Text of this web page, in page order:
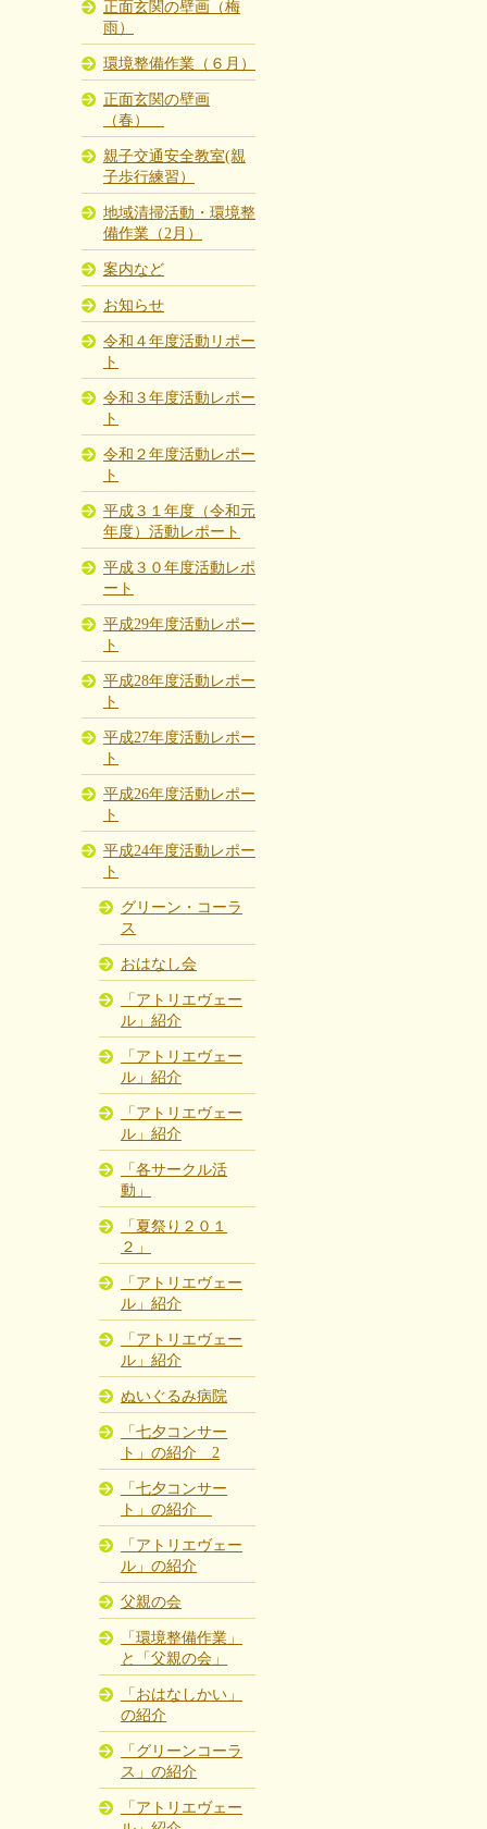
正面玄関の壁画（梅
雨）
環境整備作業（６月）
正面玄関の壁画
（春）
親子交通安全教室(親
子歩行練習）
地域清掃活動・環境整
備作業（2月）
案内など
お知らせ
令和４年度活動リポー
ト
令和３年度活動レポー
ト
令和２年度活動レポー
ト
平成３１年度（令和元
年度）活動レポート
平成３０年度活動レポ
ート
平成29年度活動レポー
ト
平成28年度活動レポー
ト
平成27年度活動レポー
ト
平成26年度活動レポー
ト
平成24年度活動レポー
ト
グリーン・コーラ
ス
おはなし会
「アトリエヴェー
ル」紹介
「アトリエヴェー
ル」紹介
「アトリエヴェー
ル」紹介
「各サークル活
動」
「夏祭り２０１
２」
「アトリエヴェー
ル」紹介
「アトリエヴェー
ル」紹介
ぬいぐるみ病院
「七夕コンサー
ト」の紹介 2
「七夕コンサー
ト」の紹介
「アトリエヴェー
ル」の紹介
父親の会
「環境整備作業」
と「父親の会」
「おはなしかい」
の紹介
「グリーンコーラ
ス」の紹介
「アトリエヴェー